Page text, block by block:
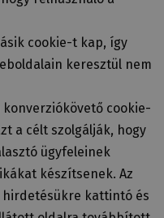
cookie-t kap, így
keresztül nem
cookie-
a célt szolgálják, hogy
ügyfeleinek
készítsenek. Az
kattintó és